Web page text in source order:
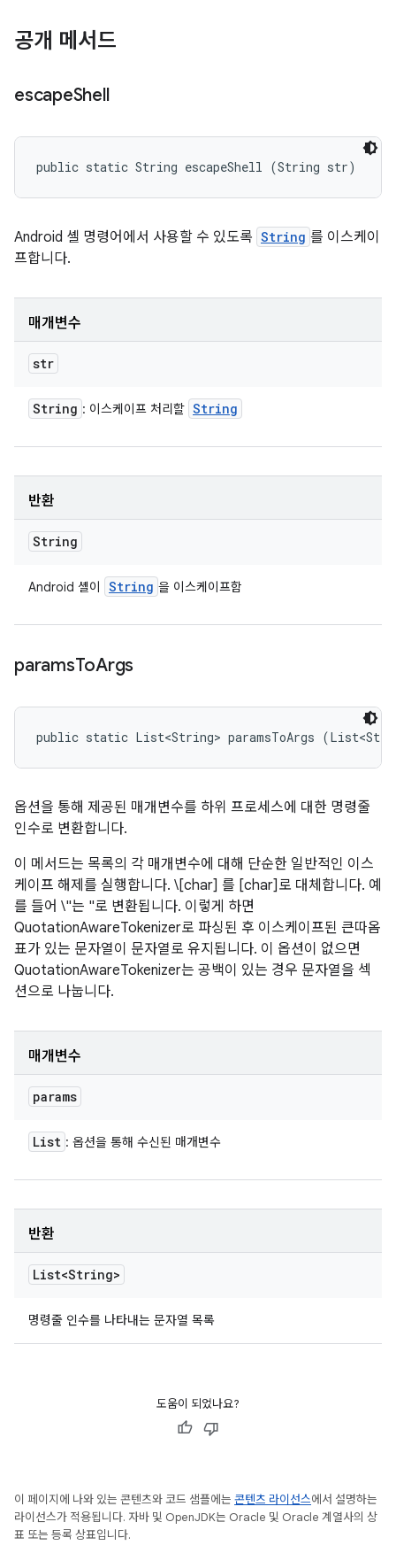
공개 메서드
escapeShell
public static String escapeShell (String str)
Android 셸 명령어에서 사용할 수 있도록 String 를 이스케이
프합니다.
매개변수
str
String : 이스케이프 처리할 String
반환
String
Android 셸이 String 을 이스케이프함
paramsToArgs
public static List<String> paramsToArgs
옵션을 통해 제공된 매개변수를 하위 프로세스에 대한 명령줄
인수로 변환합니다.
이 메서드는 목록의 각 매개변수에 대해 단순한 일반적인 이스
케이프 해제를 실행합니다. \[char] 를 [char]로 대체합니다. 예
를 들어 \"는 "로 변환됩니다. 이렇게 하면
QuotationAwareTokenizer로 파싱된 후 이스케이프된 큰따옴
표가 있는 문자열이 문자열로 유지됩니다. 이 옵션이 없으면
QuotationAwareTokenizer는 공백이 있는 경우 문자열을 섹
션으로 나눕니다.
매개변수
params
List : 옵션을 통해 수신된 매개변수
반환
List<String>
명령줄 인수를 나타내는 문자열 목록
도움이 되었나요?
이 페이지에 나와 있는 콘텐츠와 코드 샘플에는 콘텐츠 라이선스에서 설명하는
라이선스가 적용됩니다. 자바 및 OpenJDK는 Oracle 및 Oracle 계열사의 상
표 또는 등록 상표입니다.